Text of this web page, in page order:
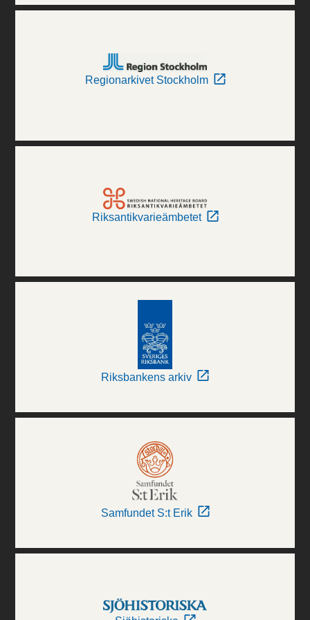
Regionarkivet Stockholm
Riksantikvarieämbetet
Riksbankens arkiv
Samfundet S:t Erik